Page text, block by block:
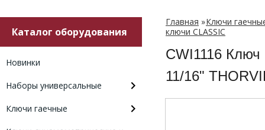
Каталог оборудования
Новинки
Наборы универсальные
Ключи гаечные
Главная »Ключи
ключи CLASSIC
CWI1116
11/16"